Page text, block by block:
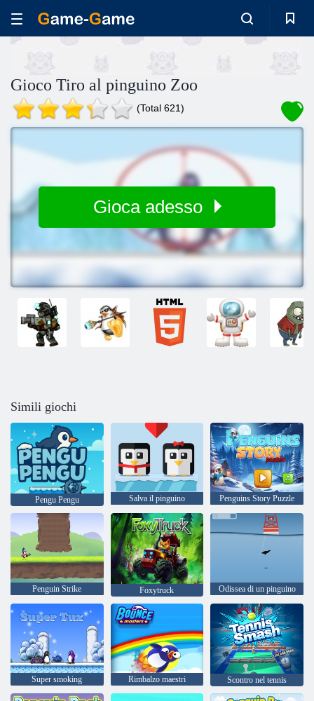
Gioco Tiro al pinguino Zoo
(Total 621)
Gioca adesso
Simili giochi
Pengu Pengu Salva il pinguino Penguins Story Puzzle
Penguin Strike Foxytruck Odissea di un pinguino
Super smoking Rimbalzo maestri Scontro nel tennis